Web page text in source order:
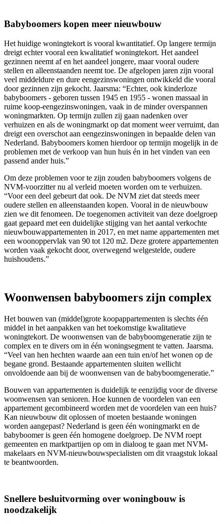
Babyboomers kopen meer nieuwbouw
Het huidige woningtekort is vooral kwantitatief. Op langere termijn
dreigt echter vooral een kwalitatief woningtekort. Het aandeel
gezinnen neemt af en het aandeel jongere, maar vooral oudere
stellen en alleenstaanden neemt toe. De afgelopen jaren zijn vooral
veel middeldure en dure eengezinswoningen ontwikkeld die vooral
door gezinnen zijn gekocht. Jaarsma: “Echter, ook kinderloze
babyboomers - geboren tussen 1945 en 1955 - wonen massaal in
ruime koop-eengezinswoningen, vaak in de minder overspannen
woningmarkten. Op termijn zullen zij gaan nadenken over
verhuizen en als de woningmarkt op dat moment weer verruimt, dan
dreigt een overschot aan eengezinswoningen in bepaalde delen van
Nederland. Babyboomers komen hierdoor op termijn mogelijk in de
problemen met de verkoop van hun huis én in het vinden van een
passend ander huis.”
Om deze problemen voor te zijn zouden babyboomers volgens de
NVM-voorzitter nu al verleid moeten worden om te verhuizen.
“Voor een deel gebeurt dat ook. De NVM ziet dat steeds meer
oudere stellen en alleenstaanden kopen. Vooral in de nieuwbouw
zien we dit fenomeen. De toegenomen activiteit van deze doelgroep
gaat gepaard met een duidelijke stijging van het aantal verkochte
nieuwbouwappartementen in 2017, en met name appartementen met
een woonoppervlak van 90 tot 120 m2. Deze grotere appartementen
worden vaak gekocht door, overwegend welgestelde, oudere
huishoudens.”
Woonwensen babyboomers zijn complex
Het bouwen van (middel)grote koopappartementen is slechts één
middel in het aanpakken van het toekomstige kwalitatieve
woningtekort. De woonwensen van de babyboomgeneratie zijn te
complex en te divers om in één woningsegment te vatten. Jaarsma.
“Veel van hen hechten waarde aan een tuin en/of het wonen op de
begane grond. Bestaande appartementen sluiten wellicht
onvoldoende aan bij de woonwensen van de babyboomgeneratie.”
Bouwen van appartementen is duidelijk te eenzijdig voor de diverse
woonwensen van senioren. Hoe kunnen de voordelen van een
appartement gecombineerd worden met de voordelen van een huis?
Kan nieuwbouw dit oplossen of moeten bestaande woningen
worden aangepast? Nederland is geen één woningmarkt en de
babyboomer is geen één homogene doelgroep. De NVM roept
gemeenten en marktpartijen op om in dialoog te gaan met NVM-
makelaars en NVM-nieuwbouwspecialisten om dit vraagstuk lokaal
te beantwoorden.
Snellere besluitvorming over woningbouw is
noodzakelijk